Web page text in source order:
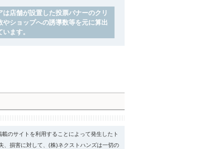
は店舗が設置した投票バナーのクリ
やショップへの誘導数等を元に算出
います。
のサイトを利用することによって発生したト
、損害に対して、(株)ネクストハンズは一切の